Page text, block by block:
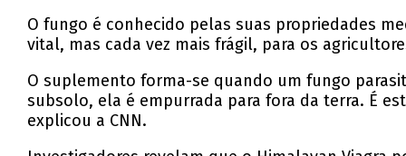
O fungo é conhecido pelas suas propriedades
vital, mas cada vez mais frágil, para os
O suplemento forma-se quando um fungo
subsolo, ela é empurrada para fora da terra. É
explicou a CNN.